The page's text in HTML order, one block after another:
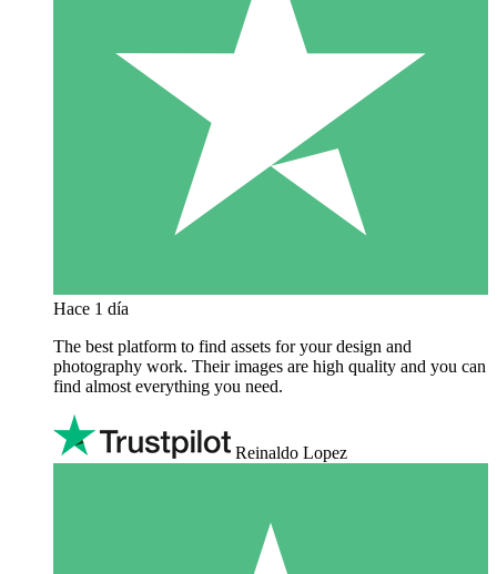
Hace 1 día
The best platform to find assets for your design and
photography work. Their images are high quality and you can
find almost everything you need.
Reinaldo Lopez